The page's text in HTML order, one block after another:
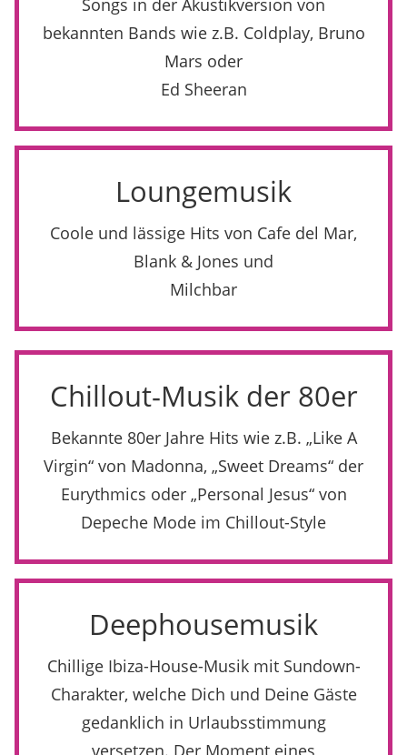
Songs in der Akustikversion von
bekannten Bands wie z.B. Coldplay, Bruno
Mars oder
Ed Sheeran
Loungemusik
Coole und lässige Hits von Cafe del Mar,
Blank & Jones und
Milchbar
Chillout-Musik der 80er
Bekannte 80er Jahre Hits wie z.B. „Like A
Virgin“ von Madonna, „Sweet Dreams“ der
Eurythmics oder „Personal Jesus“ von
Depeche Mode im Chillout-Style
Deephousemusik
Chillige Ibiza-House-Musik mit Sundown-
Charakter, welche Dich und Deine Gäste
gedanklich in Urlaubsstimmung
versetzen. Der Moment eines